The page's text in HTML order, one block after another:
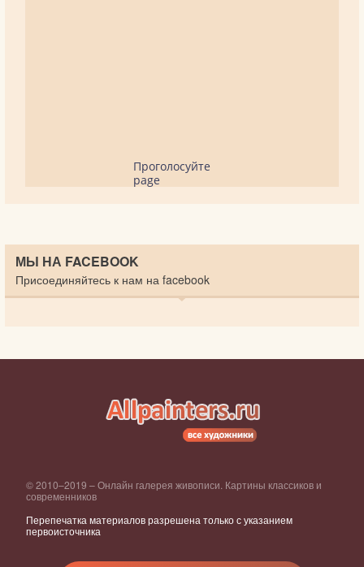
Проголосуйте
page
МЫ НА FACEBOOK
Присоединяйтесь к нам на facebook
© 2010–2019 – Онлайн галерея живописи. Картины классиков и
современников
Перепечатка материалов разрешена только с указанием
первоисточника